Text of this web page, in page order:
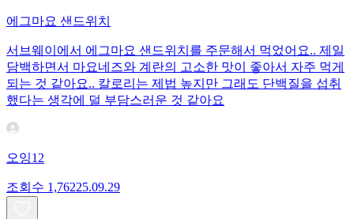
에그마요 샌드위치
서브웨이에서 에그마요 샌드위치를 주문해서 먹었어요.. 제일
담백하면서 마요네즈와 계란의 고소한 맛이 좋아서 자주 먹게
되는 것 같아요.. 칼로리는 제법 높지만 그래도 단백질을 섭취
했다는 생각에 덜 부담스러운 것 같아요
오잉12
조회수 1,76225.09.29